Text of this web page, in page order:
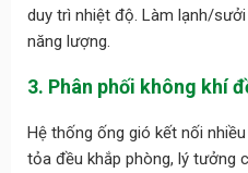
duy trì nhiệt độ. Làm lạnh/
năng lượng.
3. Phân phối không khí
Hệ thống ống gió kết nối
tỏa đều khắp phòng, lý tưởng